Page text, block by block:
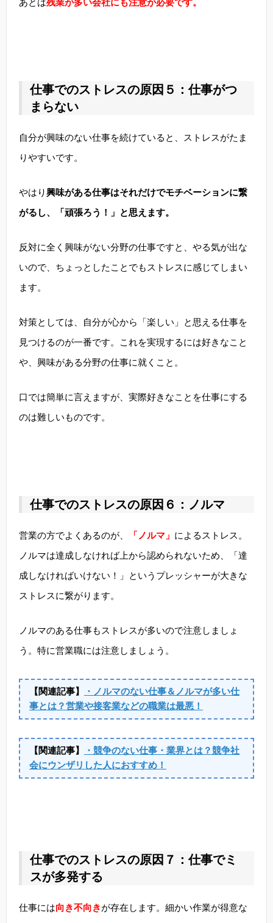
仕事でのストレスの原因５：仕事がつ
まらない
自分が興味のない仕事を続けていると、ストレスがたま
りやすいです。
やはり興味がある仕事はそれだけでモチベーションに繋
がるし、「頑張ろう！」と思えます。
反対に全く興味がない分野の仕事ですと、やる気が出な
いので、ちょっとしたことでもストレスに感じてしまい
ます。
対策としては、自分が心から「楽しい」と思える仕事を
見つけるのが一番です。これを実現するには好きなこと
や、興味がある分野の仕事に就くこと。
口では簡単に言えますが、実際好きなことを仕事にする
のは難しいものです。
仕事でのストレスの原因６：ノルマ
営業の方でよくあるのが、 「ノルマ」 によるストレス。
ノルマは達成しなければ上から認められないため、「達
成しなければいけない！」というプレッシャーが大きな
ストレスに繋がります。
ノルマのある仕事もストレスが多いので注意しましょ
う。特に営業職には注意しましょう。
【関連記事】
・ノルマのない仕事＆ノルマが多い仕
事とは？営業や接客業などの職業は最悪！
【関連記事】
・競争のない仕事・業界とは？競争社
会にウンザリした人におすすめ！
仕事でのストレスの原因７：仕事でミ
スが多発する
仕事には向き不向きが存在します。細かい作業が得意な